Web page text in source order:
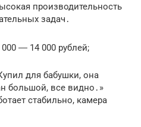
производительность
задач․
― 14 000 рублей;
для бабушки, она
большой, все видно․»
стабильно, камера